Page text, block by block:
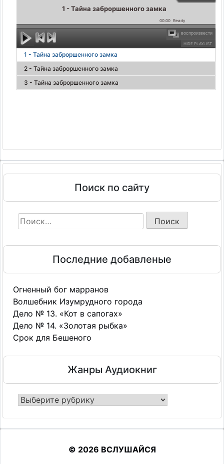
1 - Тайна заброршенного замка
00:00 Ready
HIDE PLAYLIST
воспроизвести
1 - Тайна заброршенного замка
2 - Тайна заброршенного замка
3 - Тайна заброршенного замка
Поиск по сайту
Найти:
Последние добавленые
Огненный бог марранов
Волшебник Изумрудного города
Дело № 13. «Кот в сапогах»
Дело № 14. «Золотая рыбка»
Срок для Бешеного
Жанры Аудиокниг
Жанры
© 2026 ВСЛУШАЙСЯ